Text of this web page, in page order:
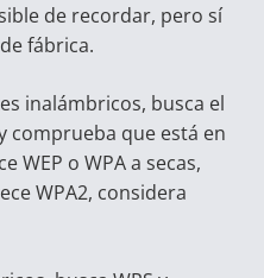
de recordar, pero sí
fábrica.
inalámbricos, busca el
comprueba que está en
WEP o WPA a secas,
WPA2, considera